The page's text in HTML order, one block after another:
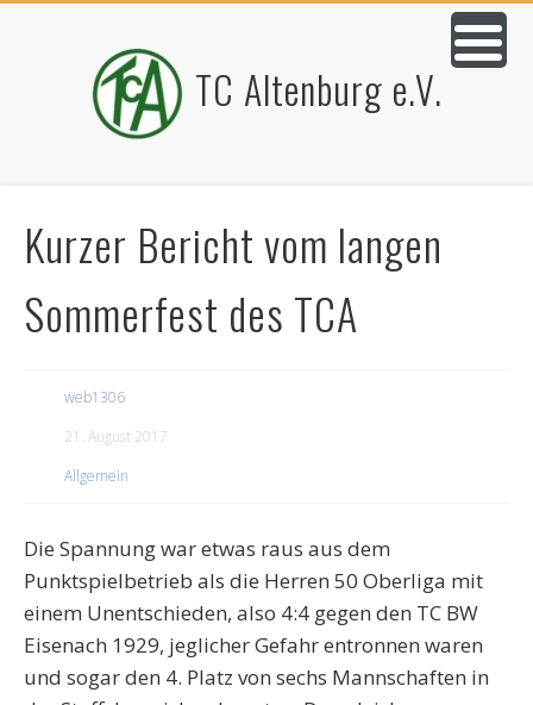
TC Altenburg e.V.
Kurzer Bericht vom langen
Sommerfest des TCA
web1306
21. August 2017
Allgemein
Die Spannung war etwas raus aus dem
Punktspielbetrieb als die Herren 50 Oberliga mit
einem Unentschieden, also 4:4 gegen den TC BW
Eisenach 1929, jeglicher Gefahr entronnen waren
und sogar den 4. Platz von sechs Mannschaften in